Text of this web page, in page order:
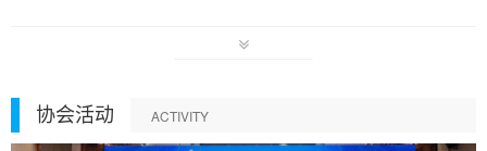
协会活动 ACTIVITY